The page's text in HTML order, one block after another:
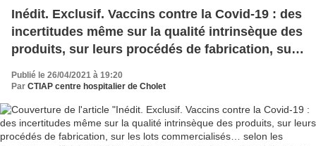
Inédit. Exclusif. Vaccins contre la Covid-19 : des
incertitudes même sur la qualité intrinsèque des
produits, sur leurs procédés de fabrication, sur
les lots commercialisés… selon les documents
officiels publiés par l’Agence européenne du
Cholet)
Publié le 26/04/2021 à 19:20
Par CTIAP centre hospitalier de Cholet